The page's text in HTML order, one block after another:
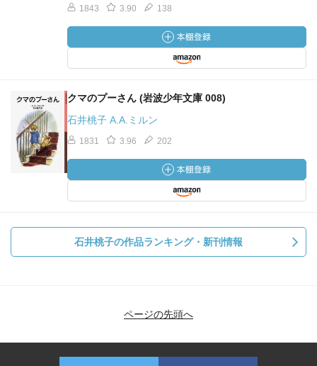
1843 3.90 138
クマのプーさん (岩波少年文庫 008)
石井桃子 A.A.ミルン
1831 3.96 202
石井桃子の作品ランキング・新刊情報
ページの先頭へ